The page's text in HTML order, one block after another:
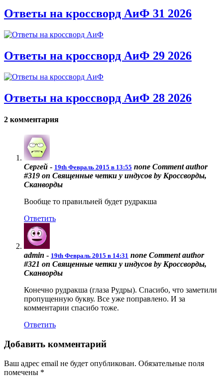
Ответы на кроссворд АиФ 31 2026
Ответы на кроссворд АиФ 29 2026
Ответы на кроссворд АиФ 28 2026
2 комментария
Сергей - 19th Февраль 2015 в 13:55 none Comment author
#319 on Священные четки у индусов by Кроссворды,
Сканворды
Вообще то правильней будет рудракша
Ответить
admin - 19th Февраль 2015 в 14:31 none Comment author
#321 on Священные четки у индусов by Кроссворды,
Сканворды
Конечно рудракша (глаза Рудры). Спасибо, что заметили
пропущенную букву. Все уже поправлено. И за
комментарии спасибо тоже.
Ответить
Добавить комментарий
Ваш адрес email не будет опубликован. Обязательные поля
помечены *